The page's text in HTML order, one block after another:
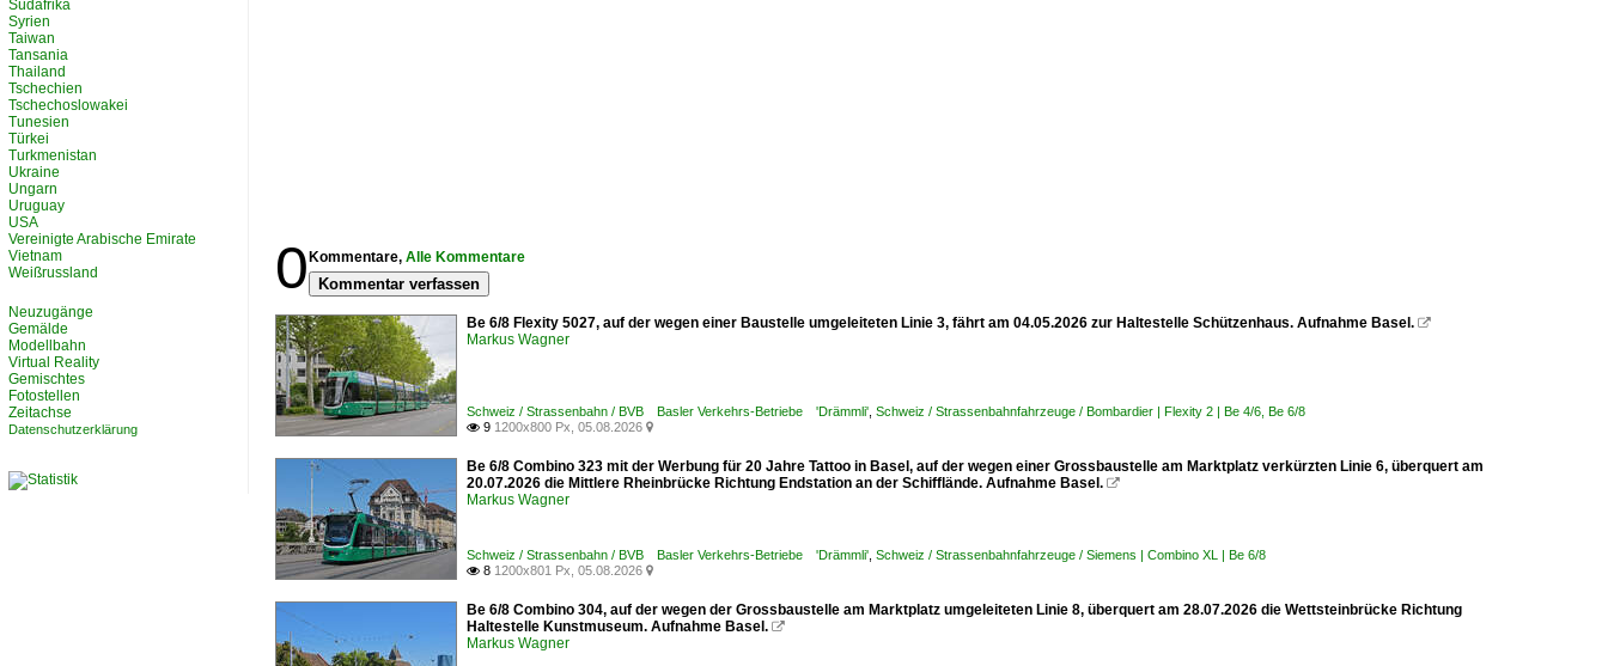
0 Kommentare, Alle Kommentare
Kommentar verfassen
Be 6/8 Flexity 5027, auf der wegen einer Baustelle umgeleiteten Linie 3, fährt am 04.05.2026 zur Haltestelle Schützenhaus. Aufnahme Basel. 
Markus Wagner
Schweiz / Strassenbahn / BVB Basler Verkehrs-Betriebe 'Drämmli' Schweiz / Strassenbahnfahrzeuge / Bombardier | Flexity 2 | Be 4/6, Be 6/8
 9 1200x800 Px, 05.08.2026 
Be 6/8 Combino 323 mit der Werbung für 20 Jahre Tattoo in Basel, auf der wegen einer Grossbaustelle am Marktplatz verkürzten Linie 6, überquert am
20.07.2026 die Mittlere Rheinbrücke Richtung Endstation an der Schifflände. Aufnahme Basel. 
Markus Wagner
Schweiz / Strassenbahn / BVB Basler Verkehrs-Betriebe 'Drämmli' Schweiz / Strassenbahnfahrzeuge / Siemens | Combino XL | Be 6/8
 8 1200x801 Px, 05.08.2026 
Be 6/8 Combino 304, auf der wegen der Grossbaustelle am Marktplatz umgeleiteten Linie 8, überquert am 28.07.2026 die Wettsteinbrücke Richtung
Haltestelle Kunstmuseum. Aufnahme Basel. 
Markus Wagner
Südafrika
Syrien
Taiwan
Tansania
Thailand
Tschechien
Tschechoslowakei
Tunesien
Türkei
Turkmenistan
Ukraine
Ungarn
Uruguay
USA
Vereinigte Arabische Emirate
Vietnam
Weißrussland
Neuzugänge
Gemälde
Modellbahn
Virtual Reality
Gemischtes
Fotostellen
Zeitachse
Datenschutzerklärung